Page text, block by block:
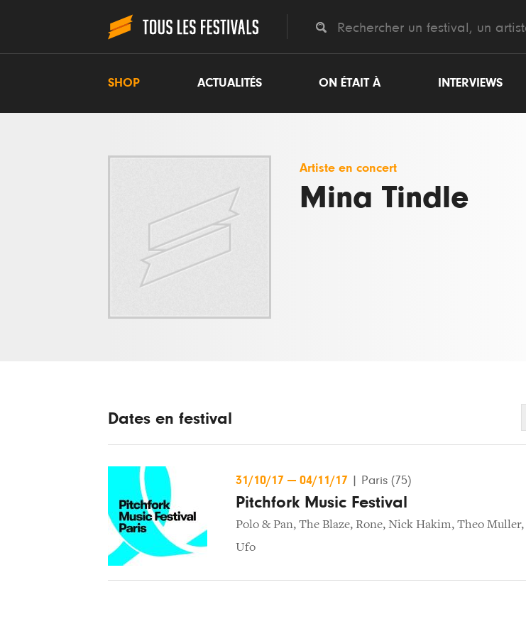
SHOP ACTUALITÉS ON ÉTAIT À INTERVIEWS
Artiste en concert
Mina Tindle
Dates en festival
31/10/17 — 04/11/17 Paris (75)
Pitchfork Music Festival
Polo & Pan, The Blaze, Rone, Nick Hakim, Theo Muller,
Ufo